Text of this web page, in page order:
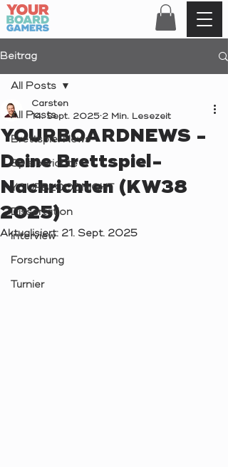
Beitrag
All Posts
Brettspiel News
Spielberichte
YOURBLOODNIGHT
Dissertation
Interview
Forschung
Turnier
All Posts
YOURBOARDNEWS -
Deine Brettspiel-
Nachrichten (KW38
2025)
Carsten
14. Sept. 2025 2 Min. Lesezeit
Aktualisiert: 21. Sept. 2025